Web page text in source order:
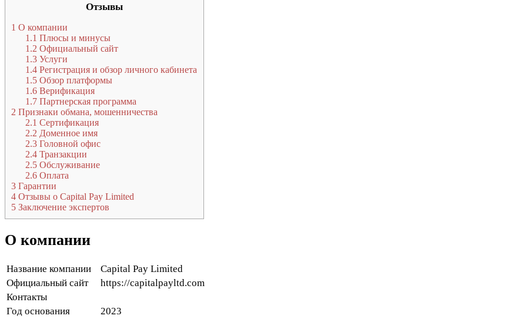
Отзывы
1 О компании
1.1 Плюсы и минусы
1.2 Официальный сайт
1.3 Услуги
1.4 Регистрация и обзор личного кабинета
1.5 Обзор платформы
1.6 Верификация
1.7 Партнерская программа
2 Признаки обмана, мошенничества
2.1 Сертификация
2.2 Доменное имя
2.3 Головной офис
2.4 Транзакции
2.5 Обслуживание
2.6 Оплата
3 Гарантии
4 Отзывы о Capital Pay Limited
5 Заключение экспертов
О компании
Название компании
Capital Pay Limited
Официальный сайт
https://capitalpayltd.com
Контакты
Год основания
2023